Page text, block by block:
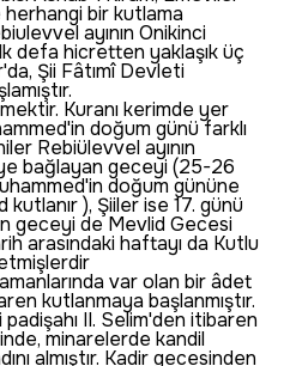
bir kutlama
ayının Onikinci
defa hicretten yaklaşık üç
Şii Fâtımî Devleti
Kuranı kerimde yer
doğum günü farklı
Rebiülevvel ayının
bağlayan geceyi (25-26
doğum gününe
), Şiiler ise 17. günü
geceyi de Mevlid Gecesi
arasındaki haftayı da Kutlu
var olan bir âdet
kutlanmaya başlanmıştır.
II. Selim'den itibaren
minarelerde kandil
almıştır. Kadir gecesinden